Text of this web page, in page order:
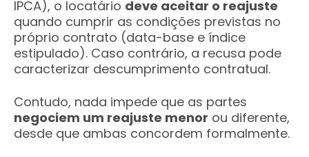
IPCA), o locatário deve aceitar o reajuste
quando cumprir as condições previstas no
próprio contrato (data-base e índice
estipulado). Caso contrário, a recusa pode
caracterizar descumprimento contratual.
Contudo, nada impede que as partes
negociem um reajuste menor ou diferente,
desde que ambas concordem formalmente.